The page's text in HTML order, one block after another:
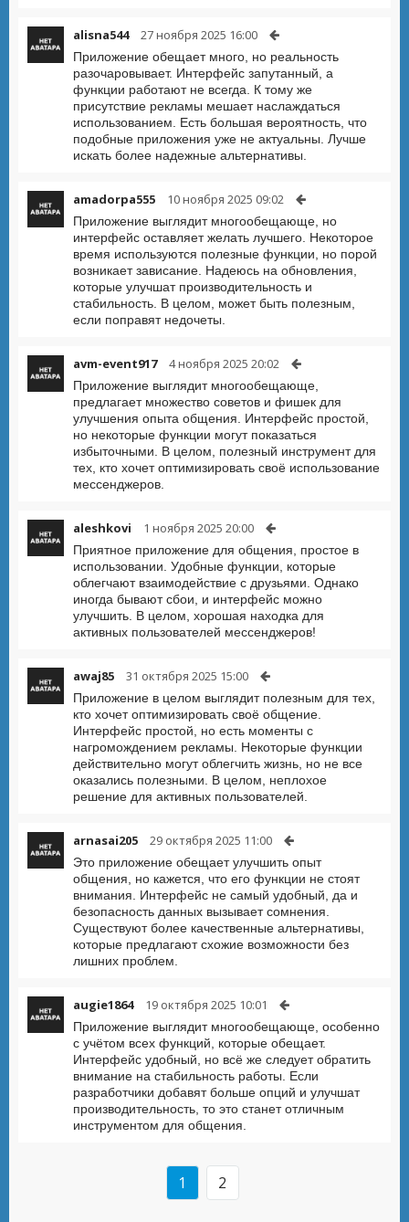
alisna544 27 ноября 2025 16:00
Приложение обещает много, но реальность
разочаровывает. Интерфейс запутанный, а
функции работают не всегда. К тому же
присутствие рекламы мешает наслаждаться
использованием. Есть большая вероятность, что
подобные приложения уже не актуальны. Лучше
искать более надежные альтернативы.
amadorpa555 10 ноября 2025 09:02
Приложение выглядит многообещающе, но
интерфейс оставляет желать лучшего. Некоторое
время используются полезные функции, но порой
возникает зависание. Надеюсь на обновления,
которые улучшат производительность и
стабильность. В целом, может быть полезным,
если поправят недочеты.
avm-event917 4 ноября 2025 20:02
Приложение выглядит многообещающе,
предлагает множество советов и фишек для
улучшения опыта общения. Интерфейс простой,
но некоторые функции могут показаться
избыточными. В целом, полезный инструмент для
тех, кто хочет оптимизировать своё использование
мессенджеров.
aleshkovi 1 ноября 2025 20:00
Приятное приложение для общения, простое в
использовании. Удобные функции, которые
облегчают взаимодействие с друзьями. Однако
иногда бывают сбои, и интерфейс можно
улучшить. В целом, хорошая находка для
активных пользователей мессенджеров!
awaj85 31 октября 2025 15:00
Приложение в целом выглядит полезным для тех,
кто хочет оптимизировать своё общение.
Интерфейс простой, но есть моменты с
нагромождением рекламы. Некоторые функции
действительно могут облегчить жизнь, но не все
оказались полезными. В целом, неплохое
решение для активных пользователей.
arnasai205 29 октября 2025 11:00
Это приложение обещает улучшить опыт
общения, но кажется, что его функции не стоят
внимания. Интерфейс не самый удобный, да и
безопасность данных вызывает сомнения.
Существуют более качественные альтернативы,
которые предлагают схожие возможности без
лишних проблем.
augie1864 19 октября 2025 10:01
Приложение выглядит многообещающе, особенно
с учётом всех функций, которые обещает.
Интерфейс удобный, но всё же следует обратить
внимание на стабильность работы. Если
разработчики добавят больше опций и улучшат
производительность, то это станет отличным
инструментом для общения.
1 2